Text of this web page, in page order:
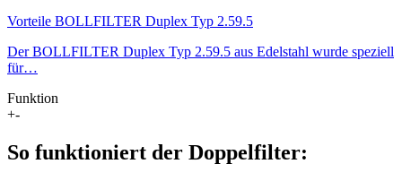
Vorteile BOLLFILTER Duplex Typ 2.59.5
Der BOLLFILTER Duplex Typ 2.59.5 aus Edelstahl wurde speziell
für…
Funktion
+-
So funktioniert der Doppelfilter: